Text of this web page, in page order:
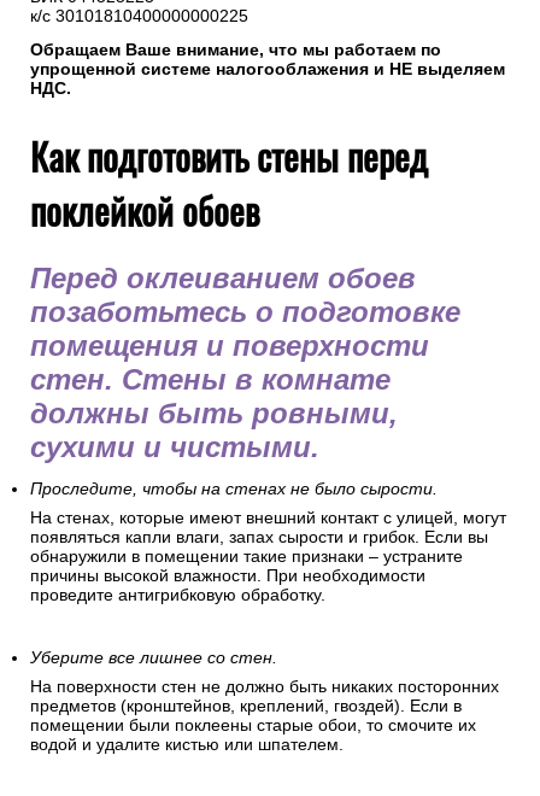
к/с 30101810400000000225
Обращаем Ваше внимание, что мы работаем по
упрощенной системе налогооблажения и НЕ выделяем
НДС.
Как подготовить стены перед
поклейкой обоев
Перед оклеиванием обоев
позаботьтесь о подготовке
помещения и поверхности
стен. Стены в комнате
должны быть ровными,
сухими и чистыми.
Проследите, чтобы на стенах не было сырости.
На стенах, которые имеют внешний контакт с улицей, могут
появляться капли влаги, запах сырости и грибок. Если вы
обнаружили в помещении такие признаки – устраните
причины высокой влажности. При необходимости
проведите антигрибковую обработку.
Уберите все лишнее со стен.
На поверхности стен не должно быть никаких посторонних
предметов (кронштейнов, креплений, гвоздей). Если в
помещении были поклеены старые обои, то смочите их
водой и удалите кистью или шпателем.